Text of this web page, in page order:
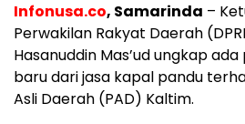
Infonusa.co, Samarinda –
Perwakilan Rakyat Daerah
Hasanuddin Mas’ud ungkap
baru dari jasa kapal pandu
Asli Daerah (PAD) Kaltim.